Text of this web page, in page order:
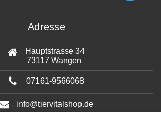
Adresse
Hauptstrasse 34
73117 Wangen
07161-9566068
info@tiervitalshop.de